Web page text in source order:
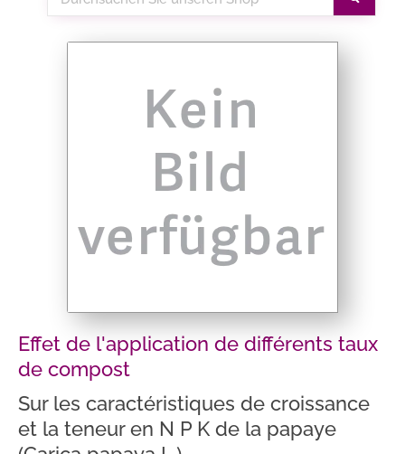
Sie
Effet de l'application de différents taux
de compost
Sur les caractéristiques de croissance
et la teneur en N P K de la papaye